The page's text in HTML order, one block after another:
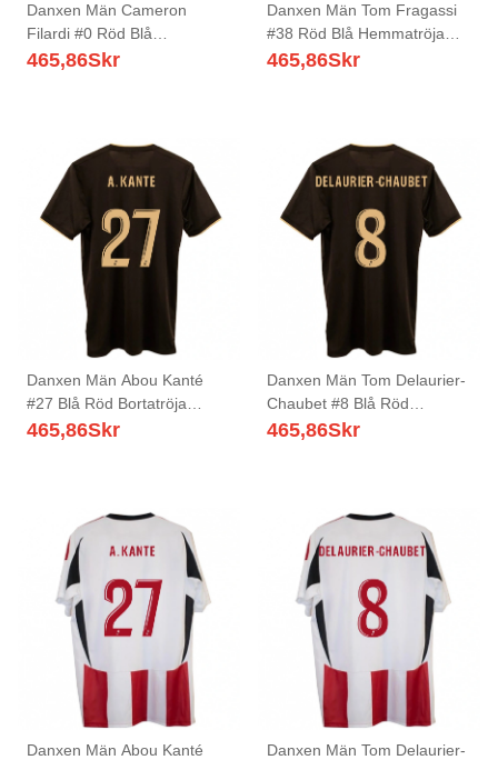
Danxen Män Cameron
Filardi #0 Röd Blå
Hemmatröja Matchtröjor
465,86Skr
Danxen Män Tom Fragassi
#38 Röd Blå Hemmatröja
Matchtröjor 2025/26 Tröjor
465,86Skr
Danxen Män Abou Kanté
#27 Blå Röd Bortatröja
Matchtröjor 2025/26 Tröjor
465,86Skr
Danxen Män Tom Delaurier-
Chaubet #8 Blå Röd
Bortatröja Matchtröjor
465,86Skr
Danxen Män Abou Kanté
Danxen Män Tom Delaurier-